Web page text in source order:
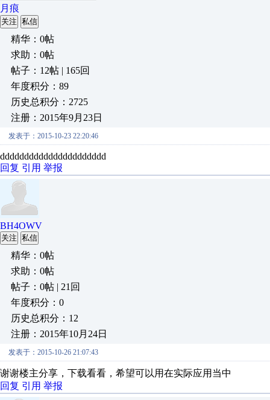
月痕
关注 私信
精华：0帖
求助：0帖
帖子：12帖 | 165回
年度积分：89
历史总积分：2725
注册：2015年9月23日
发表于：2015-10-23 22:20:46
dddddddddddddddddddddd
回复 引用 举报
BH4OWV
关注 私信
精华：0帖
求助：0帖
帖子：0帖 | 21回
年度积分：0
历史总积分：12
注册：2015年10月24日
发表于：2015-10-26 21:07:43
谢谢楼主分享，下载看看，希望可以用在实际应用当中
回复 引用 举报